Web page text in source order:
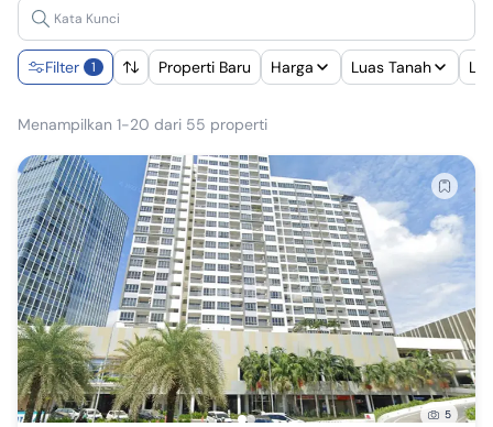
Filter 1 Properti Baru Harga Luas Tanah
Menampilkan 1-20 dari 55 properti
5